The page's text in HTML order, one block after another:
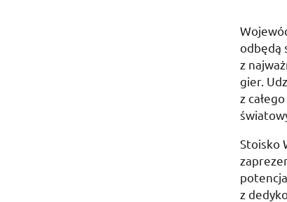
odbędą
z
gier.
z
Stoisko
z